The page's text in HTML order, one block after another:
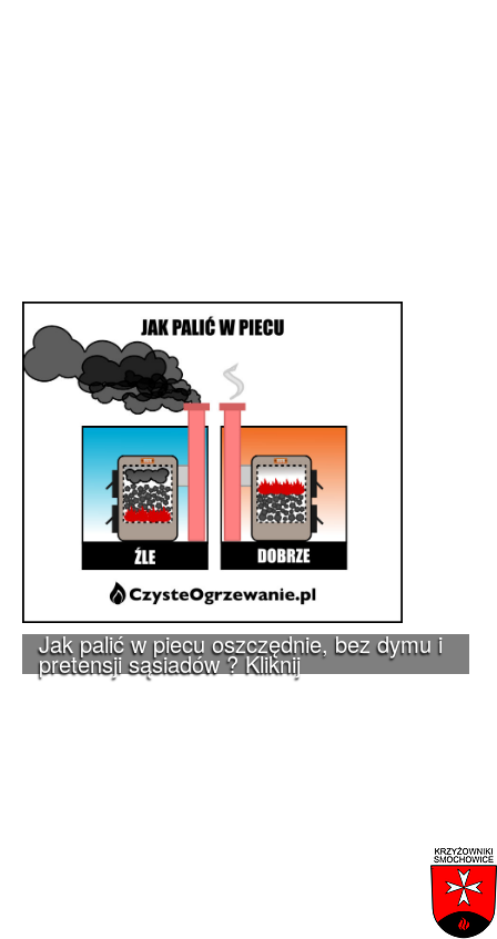
Jak palić w piecu oszczędnie, bez dymu i
pretensji sąsiadów ? Kliknij